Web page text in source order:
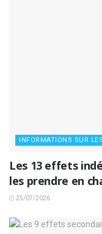
INFORMATIONS SUR
Les 13 effets
les prendre en
25/07/2026